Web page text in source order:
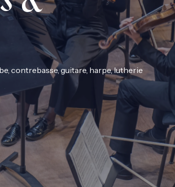
contrebasse, guitare, harpe, lutherie